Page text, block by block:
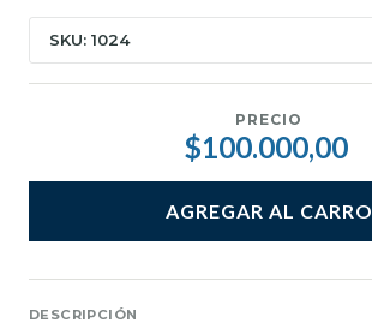
SKU: 1024
PRECIO
$100.000,00
AGREGAR AL CARRO
DESCRIPCIÓN